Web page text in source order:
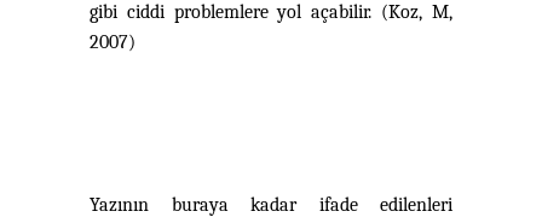
gibi ciddi problemlere yol açabilir. (Koz, M,
2007)
Yazının buraya kadar ifade edilenleri